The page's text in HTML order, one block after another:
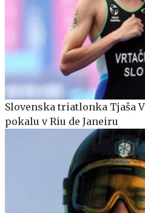
Slovenska triatlonka Tjaša
pokalu v Riu de Janeiru